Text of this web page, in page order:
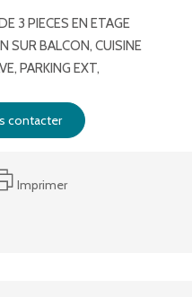
3 PIECES EN ETAGE
SUR BALCON, CUISINE
PARKING EXT,
contacter
Imprimer